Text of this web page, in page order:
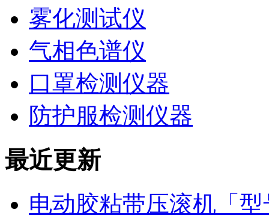
雾化测试仪
气相色谱仪
口罩检测仪器
防护服检测仪器
最近更新
电动胶粘带压滚机「